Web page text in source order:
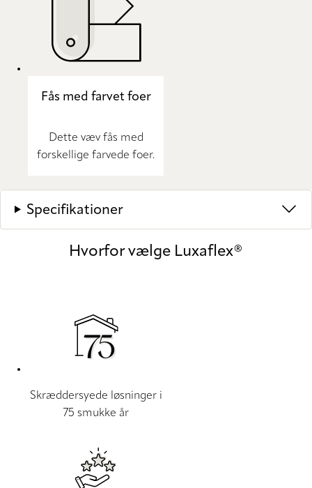
Fås med farvet foer
Dette væv fås med
forskellige farvede foer.
Specifikationer
Hvorfor vælge Luxaflex®
Skræddersyede løsninger i
75 smukke år